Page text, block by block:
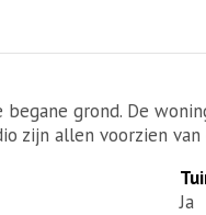
grond. De
zijn allen voorzien
Ja